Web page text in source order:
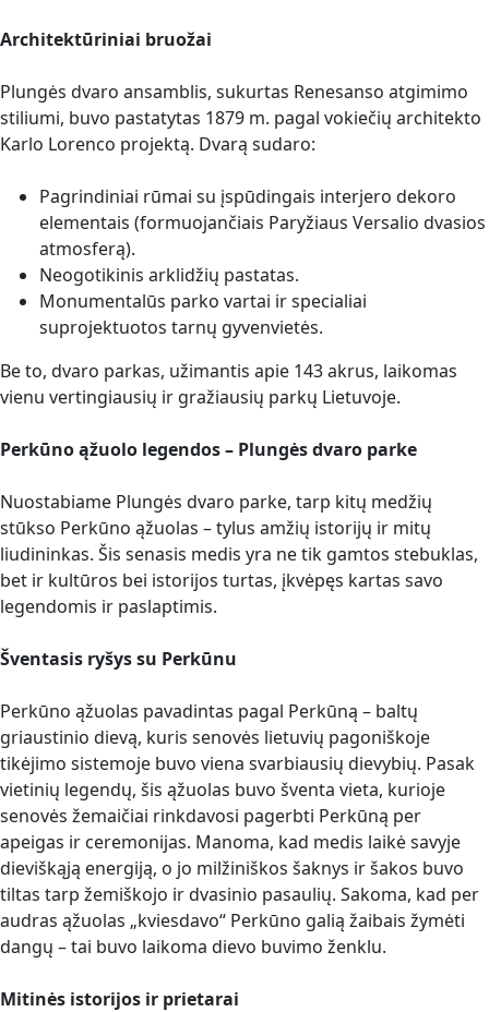
Architektūriniai bruožai
Plungės dvaro ansamblis, sukurtas Renesanso atgimimo
stiliumi, buvo pastatytas 1879 m. pagal vokiečių architekto
Karlo Lorenco projektą. Dvarą sudaro:
Pagrindiniai rūmai su įspūdingais interjero dekoro
elementais (formuojančiais Paryžiaus Versalio dvasios
atmosferą).
Neogotikinis arklidžių pastatas.
Monumentalūs parko vartai ir specialiai
suprojektuotos tarnų gyvenvietės.
Be to, dvaro parkas, užimantis apie 143 akrus, laikomas
vienu vertingiausių ir gražiausių parkų Lietuvoje.
Perkūno ąžuolo legendos – Plungės dvaro parke
Nuostabiame Plungės dvaro parke, tarp kitų medžių
stūkso Perkūno ąžuolas – tylus amžių istorijų ir mitų
liudininkas. Šis senasis medis yra ne tik gamtos stebuklas,
bet ir kultūros bei istorijos turtas, įkvėpęs kartas savo
legendomis ir paslaptimis.
Šventasis ryšys su Perkūnu
Perkūno ąžuolas pavadintas pagal Perkūną – baltų
griaustinio dievą, kuris senovės lietuvių pagoniškoje
tikėjimo sistemoje buvo viena svarbiausių dievybių. Pasak
vietinių legendų, šis ąžuolas buvo šventa vieta, kurioje
senovės žemaičiai rinkdavosi pagerbti Perkūną per
apeigas ir ceremonijas. Manoma, kad medis laikė savyje
dieviškąją energiją, o jo milžiniškos šaknys ir šakos buvo
tiltas tarp žemiškojo ir dvasinio pasaulių. Sakoma, kad per
audras ąžuolas „kviesdavo“ Perkūno galią žaibais žymėti
dangų – tai buvo laikoma dievo buvimo ženklu.
Mitinės istorijos ir prietarai